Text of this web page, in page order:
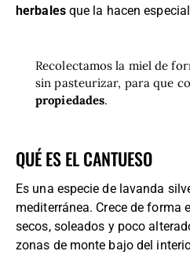
herbalesque la hacen
Recolectamos la miel de
sin pasteurizar, para que
propiedades.
QUÉ ES EL CANTUESO
Es una especie de lavanda
mediterránea. Crece de forma
secos, soleados y poco
zonas de monte bajo del